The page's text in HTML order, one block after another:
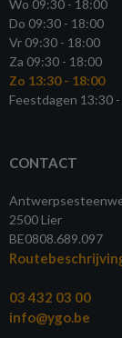
Wo 09:30 - 18:00
Do 09:30 - 18:00
Vr 09:30 - 18:00
Za 09:30 - 18:00
Zo 13:30 - 18:00
Feestdagen 13:30
CONTACT
2500 Lier
BE0808.689.097
03 432 03 00
info@ygo.be